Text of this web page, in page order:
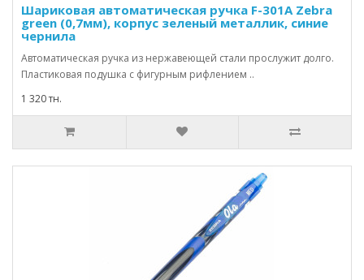
Шариковая автоматическая ручка F-301А Zebra
green (0,7мм), корпус зеленый металлик, синие
чернила
Автоматическая ручка из нержавеющей стали прослужит долго.
Пластиковая подушка с фигурным рифлением ..
1 320 тн.